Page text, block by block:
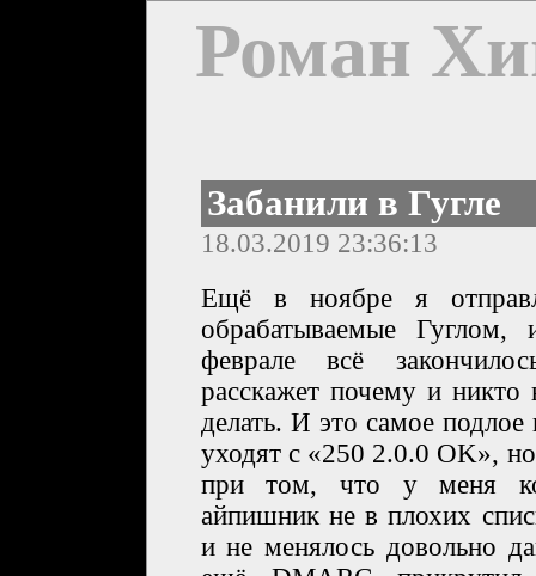
Роман
Забанили в Гугле
18.03.2019 23:36:13
Ещё в ноябре я
обрабатываемые
феврале всё
расскажет почему и никто
делать. И это самое
уходят с «250 2.0.0 OK»,
при том, что у меня
айпишник не в плохих
и не менялось довольно